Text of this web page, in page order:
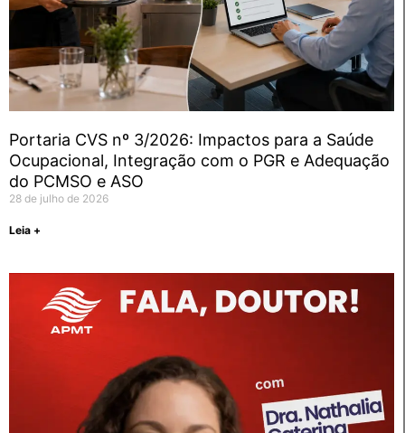
Portaria CVS nº 3/2026: Impactos para a Saúde
Ocupacional, Integração com o PGR e Adequação
do PCMSO e ASO
28 de julho de 2026
Leia +